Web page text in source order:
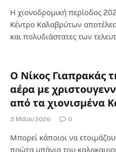
Η χιονοδρομική περίοδος
Κέντρο Καλαβρύτων
και πολυδιάστατες των
Ο Νίκος Γιαπρακάς
αέρα με
από τα χιονισμένα
3 Μαΐου 2026 0
Μπορεί κάποιοι να
πρώτα μπάνια του